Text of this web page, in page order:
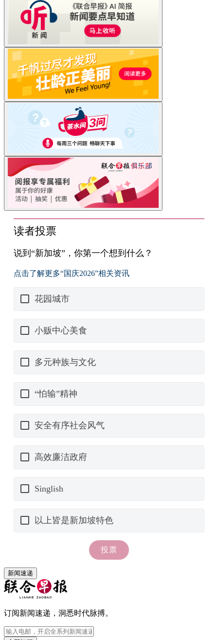
新闻速递
订阅新闻速递，洞悉时代脉搏。